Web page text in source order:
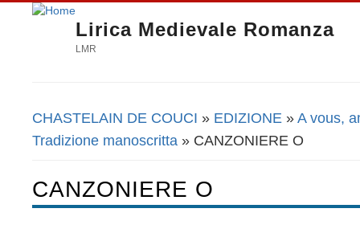
Lirica Medievale Romanza
LMR
Tu sei qui
CHASTELAIN DE COUCI » EDIZIONE » A vous,
Tradizione manoscritta » CANZONIERE O
CANZONIERE O